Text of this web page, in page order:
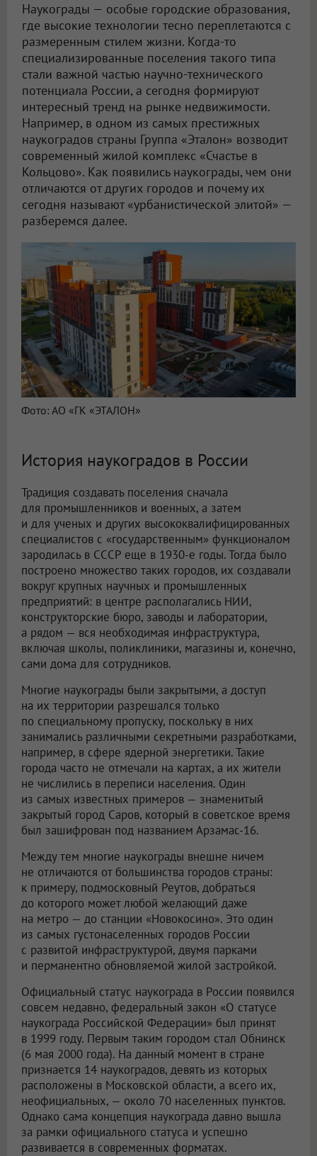
Наукограды — особые городские образования,
где высокие технологии тесно переплетаются с
размеренным стилем жизни. Когда-то
специализированные поселения такого типа
стали важной частью научно-технического
потенциала России, а сегодня формируют
интересный тренд на рынке недвижимости.
Например, в одном из самых престижных
наукоградов страны Группа «Эталон» возводит
современный жилой комплекс «Счастье в
Кольцово». Как появились наукограды, чем они
отличаются от других городов и почему их
сегодня называют «урбанистической элитой» —
разберемся далее.
Фото: АО «ГК «ЭТАЛОН»
История наукоградов в России
Традиция создавать поселения сначала
для промышленников и военных, а затем
и для ученых и других высококвалифицированных
специалистов с «государственным» функционалом
зародилась в СССР еще в 1930-е годы. Тогда было
построено множество таких городов, их создавали
вокруг крупных научных и промышленных
предприятий: в центре располагались НИИ,
конструкторские бюро, заводы и лаборатории,
а рядом — вся необходимая инфраструктура,
включая школы, поликлиники, магазины и, конечно,
сами дома для сотрудников.
Многие наукограды были закрытыми, а доступ
на их территории разрешался только
по специальному пропуску, поскольку в них
занимались различными секретными разработками,
например, в сфере ядерной энергетики. Такие
города часто не отмечали на картах, а их жители
не числились в переписи населения. Один
из самых известных примеров — знаменитый
закрытый город Саров, который в советское время
был зашифрован под названием Арзамас-16.
Между тем многие наукограды внешне ничем
не отличаются от большинства городов страны:
к примеру, подмосковный Реутов, добраться
до которого может любой желающий даже
на метро — до станции «Новокосино». Это один
из самых густонаселенных городов России
с развитой инфраструктурой, двумя парками
и перманентно обновляемой жилой застройкой.
Официальный статус наукограда в России появился
совсем недавно, федеральный закон «О статусе
наукограда Российской Федерации» был принят
в 1999 году. Первым таким городом стал Обнинск
(6 мая 2000 года). На данный момент в стране
признается 14 наукоградов, девять из которых
расположены в Московской области, а всего их,
неофициальных, — около 70 населенных пунктов.
Однако сама концепция наукограда давно вышла
за рамки официального статуса и успешно
развивается в современных форматах.